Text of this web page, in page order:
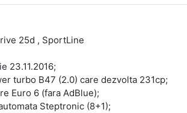
25d , SportLine
23.11.2016;
turbo B47 (2.0) care dezvolta 231cp;
Euro 6 (fara AdBlue);
Steptronic (8+1);